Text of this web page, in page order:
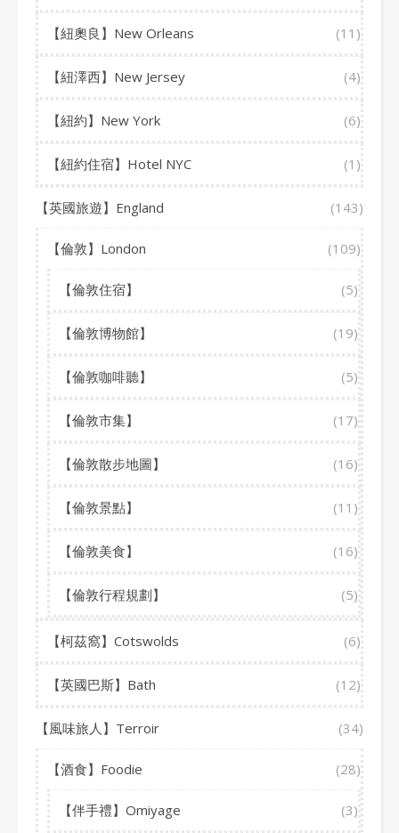
【紐奧良】New Orleans (11)
【紐澤西】New Jersey (4)
【紐約】New York (6)
【紐約住宿】Hotel NYC (1)
【英國旅遊】England (143)
【倫敦】London (109)
【倫敦住宿】 (5)
【倫敦博物館】 (19)
【倫敦咖啡聽】 (5)
【倫敦市集】 (17)
【倫敦散步地圖】 (16)
【倫敦景點】 (11)
【倫敦美食】 (16)
【倫敦行程規劃】 (5)
【柯茲窩】Cotswolds (6)
【英國巴斯】Bath (12)
【風味旅人】Terroir (34)
【酒食】Foodie (28)
【伴手禮】Omiyage (3)